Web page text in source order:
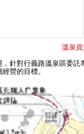
溫泉
針對行義路溫泉區委
營的目標。